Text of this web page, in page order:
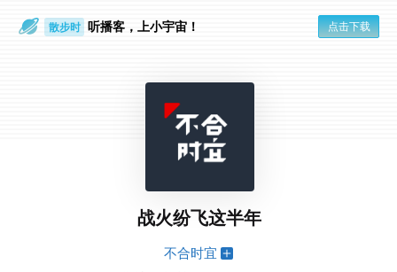
通勤路上 听播客，上小宇宙！ 点击下载
战火纷飞这半年
不合时宜